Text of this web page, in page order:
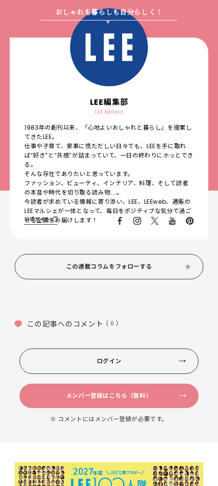
おしゃれも暮らしも自分らしく！
LEE編集部
LEE Editors
1983年の創刊以来、「心地よいおしゃれと暮らし」を提案し
てきたLEE。
仕事や子育て、家事に慌ただしい日々でも、LEEを手に取れ
ば“好き”と“共感”が詰まっていて、一日の終わりにホッとでき
る。
そんな存在でありたいと思っています。
ファッション、ビューティ、インテリア、料理、そして読者
の本音や時代を切り取る読み物……。
今読者が求めている情報に寄り添い、LEE、LEEweb、通販の
LEEマルシェが一体となって、毎日をポジティブな気分で過ご
せる企画をお届けします！
公式サイト
この連載コラムをフォローする
この記事へのコメント ( 0 )
ログイン
メンバー登録はこちら（無料）
※ コメントにはメンバー登録が必要です。